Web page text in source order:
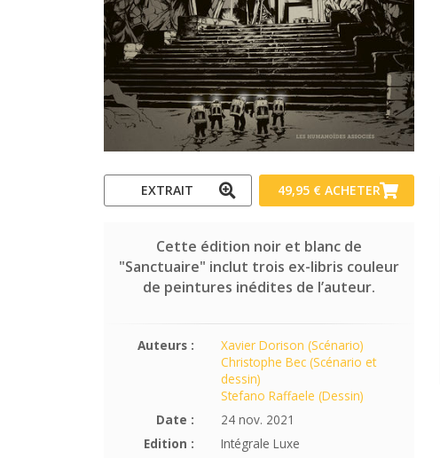
EXTRAIT 49,95 € ACHETER
Cette édition noir et blanc de
"Sanctuaire" inclut trois ex-libris couleur
de peintures inédites de l’auteur.
Auteurs :
Xavier Dorison (Scénario)
Christophe Bec (Scénario et
dessin)
Stefano Raffaele (Dessin)
Date :
24 nov. 2021
Edition :
Intégrale Luxe